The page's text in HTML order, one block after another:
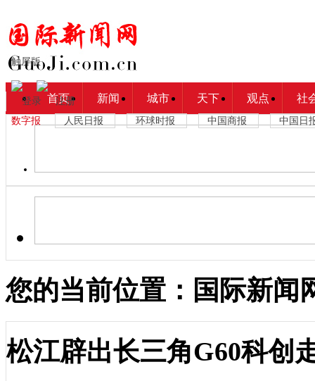
触屏版
登录
注册
数字报
人民日报 环球时报 中国商报 中国日
首页 新闻 城市 天下 观点 社
您的当前位置： 国际新闻
松江辟出长三角G60科创